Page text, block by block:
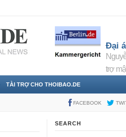
Đại
trợ
TÀI TRỢ CHO THOIBAO.DE
FACEBOOK
SEARCH